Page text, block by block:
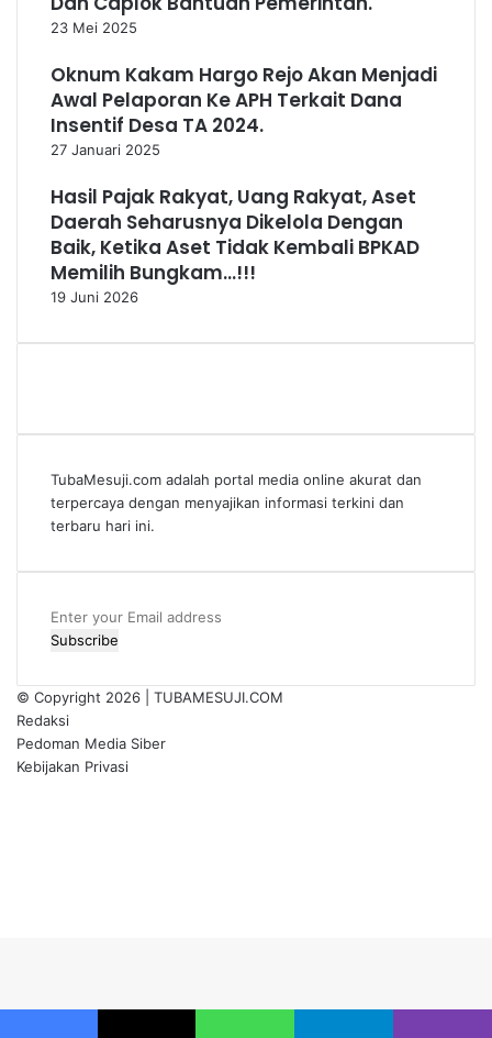
23 Mei 2025
Oknum Kakam Hargo Rejo Akan Menjadi
Awal Pelaporan Ke APH Terkait Dana
Insentif Desa TA 2024.
27 Januari 2025
Hasil Pajak Rakyat, Uang Rakyat, Aset
Daerah Seharusnya Dikelola Dengan
Baik, Ketika Aset Tidak Kembali BPKAD
Memilih Bungkam…!!!
19 Juni 2026
TubaMesuji.com adalah portal media online akurat dan
terpercaya dengan menyajikan informasi terkini dan
terbaru hari ini.
Enter
your
address
© Copyright 2026 | TUBAMESUJI.COM
Redaksi
Pedoman Media Siber
Kebijakan Privasi